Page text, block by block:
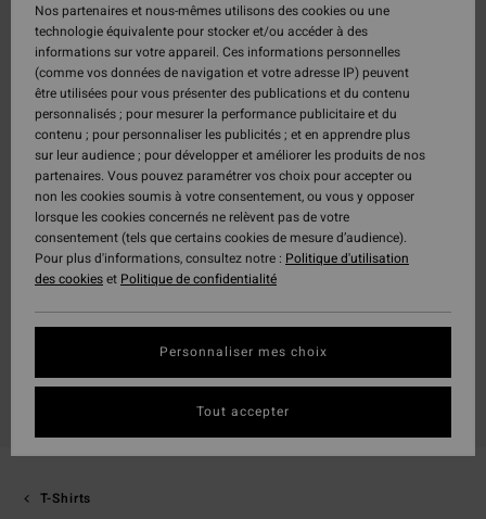
T-Shirts
Nos partenaires et nous-mêmes utilisons des cookies ou une
technologie équivalente pour stocker et/ou accéder à des
informations sur votre appareil. Ces informations personnelles
(comme vos données de navigation et votre adresse IP) peuvent
être utilisées pour vous présenter des publications et du contenu
personnalisés ; pour mesurer la performance publicitaire et du
contenu ; pour personnaliser les publicités ; et en apprendre plus
sur leur audience ; pour développer et améliorer les produits de nos
partenaires. Vous pouvez paramétrer vos choix pour accepter ou
non les cookies soumis à votre consentement, ou vous y opposer
lorsque les cookies concernés ne relèvent pas de votre
consentement (tels que certains cookies de mesure d’audience).
Pour plus d'informations, consultez notre : Politique d'utilisation
des cookieset Politique de confidentialité
Personnaliser mes choix
Tout accepter